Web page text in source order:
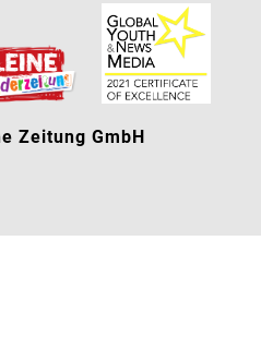
Zeitung GmbH